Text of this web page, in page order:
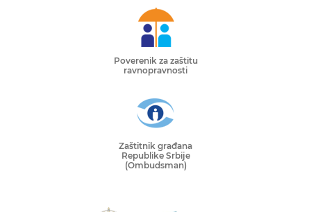
Poverenik za zaštitu
ravnopravnosti
Zaštitnik građana
Republike Srbije
(Ombudsman)